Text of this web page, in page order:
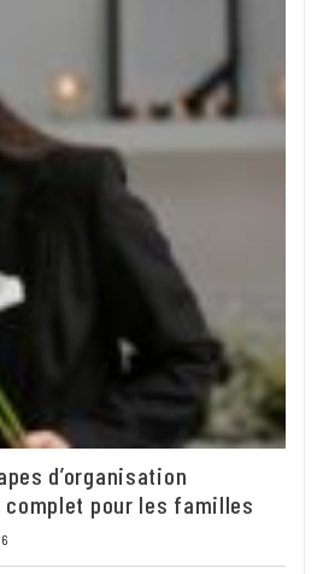
d’organisation
complet pour les familles